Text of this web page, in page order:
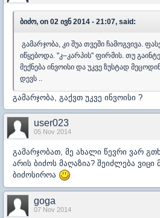
ბიძო, on 02 ივნ 2014 - 21:07, said:
გამარჯობა, კი შუა თვეში ჩამოგვივა.
იწყებოდა. "კ–კარპის" ფირმის. თუ
მექნება ინვოისი და უკვე ზუსტად
დევს ..
გამარჯობა, გაქვთ უკვე ინვოისი ?
user023
05 Nov 2014
გამარჯობათ, მე ახალი წევრი ვარ
არის ბიძოს მაღაზია? შეიძლება ვიცი
ბიძოსიროა
goga
07 Nov 2014